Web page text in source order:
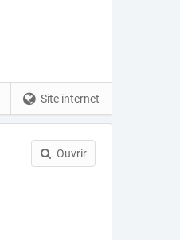
Site internet
Ouvrir